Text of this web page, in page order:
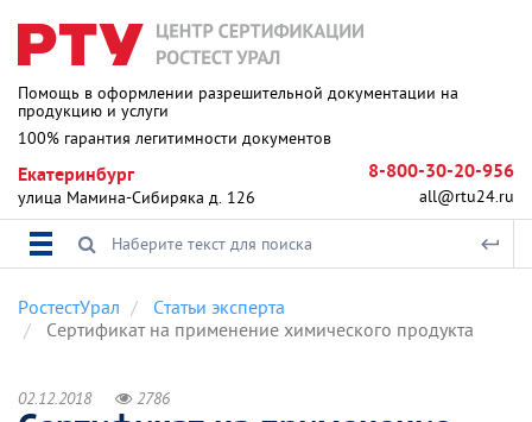
Помощь в оформлении разрешительной документации на
продукцию и услуги
100% гарантия легитимности документов
Екатеринбург
улица Мамина-Сибиряка д. 126
8-800-30-20-956
all@rtu24.ru
РостестУрал
Статьи эксперта
Сертификат на применение химического продукта
02.12.2018 2786